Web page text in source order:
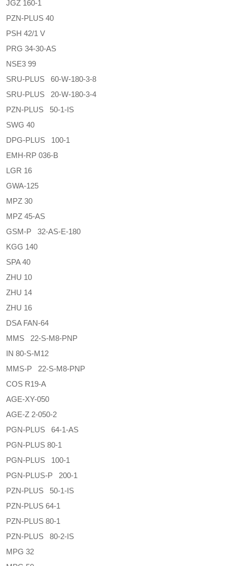
JGZ 160-1
PZN-PLUS 40
PSH 42/1 V
PRG 34-30-AS
NSE3 99
SRU-PLUS 60-W-180-3-8
SRU-PLUS 20-W-180-3-4
PZN-PLUS 50-1-IS
SWG 40
DPG-PLUS 100-1
EMH-RP 036-B
LGR 16
GWA-125
MPZ 30
MPZ 45-AS
GSM-P 32-AS-E-180
KGG 140
SPA 40
ZHU 10
ZHU 14
ZHU 16
DSA FAN-64
MMS 22-S-M8-PNP
IN 80-S-M12
MMS-P 22-S-M8-PNP
COS R19-A
AGE-XY-050
AGE-Z 2-050-2
PGN-PLUS 64-1-AS
PGN-PLUS 80-1
PGN-PLUS 100-1
PGN-PLUS-P 200-1
PZN-PLUS 50-1-IS
PZN-PLUS 64-1
PZN-PLUS 80-1
PZN-PLUS 80-2-IS
MPG 32